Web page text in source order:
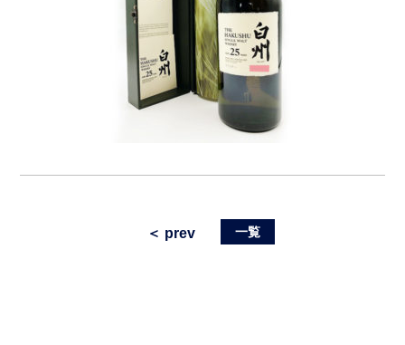
＜ prev 一覧